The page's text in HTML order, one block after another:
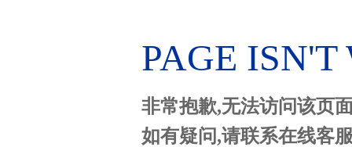
PAGE
非常抱歉,无法访问该页
如有疑问,请联系在线客